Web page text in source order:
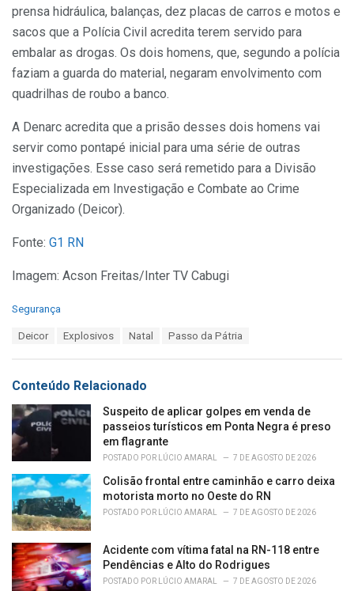
prensa hidráulica, balanças, dez placas de carros e motos e
sacos que a Polícia Civil acredita terem servido para
embalar as drogas. Os dois homens, que, segundo a polícia
faziam a guarda do material, negaram envolvimento com
quadrilhas de roubo a banco.
A Denarc acredita que a prisão desses dois homens vai
servir como pontapé inicial para uma série de outras
investigações. Esse caso será remetido para a Divisão
Especializada em Investigação e Combate ao Crime
Organizado (Deicor).
Fonte: G1 RN
Imagem: Acson Freitas/Inter TV Cabugi
C
o
r
i
e
s
:
Segurança
:
Deicor Explosivos Natal Passo da Pátria
Conteúdo Relacionado
Suspeito de aplicar golpes em venda de
passeios turísticos em Ponta Negra é preso
em flagrante
POSTADO POR LÚCIO AMARAL 7 DE AGOSTO DE 2026
Colisão frontal entre caminhão e carro deixa
motorista morto no Oeste do RN
POSTADO POR LÚCIO AMARAL 7 DE AGOSTO DE 2026
Acidente com vítima fatal na RN-118 entre
Pendências e Alto do Rodrigues
POSTADO POR LÚCIO AMARAL 7 DE AGOSTO DE 2026